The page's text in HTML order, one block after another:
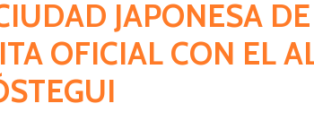
JAPONESA
OFICIAL CON EL